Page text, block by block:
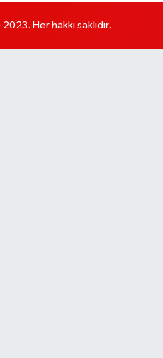
Her hakkı saklıdır.